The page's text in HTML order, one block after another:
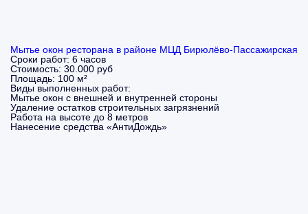
Мытье окон ресторана в районе МЦД Бирюлёво-Пассажирская
Сроки работ: 6 часов
Стоимость: 30.000 руб
Площадь: 100 м²
Виды выполненных работ:
Мытье окон с внешней и внутренней стороны
Удаление остатков строительных загрязнений
Работа на высоте до 8 метров
Нанесение средства «АнтиДождь»